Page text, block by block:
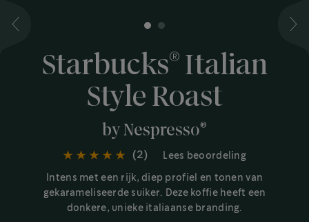
Starbucks® Italian
Style Roast
by Nespresso®
(2) Lees beoordeling
Intens met een rijk, diep profiel en tonen van
gekarameliseerde suiker. Deze koffie heeft een
donkere, unieke italiaanse branding.
1